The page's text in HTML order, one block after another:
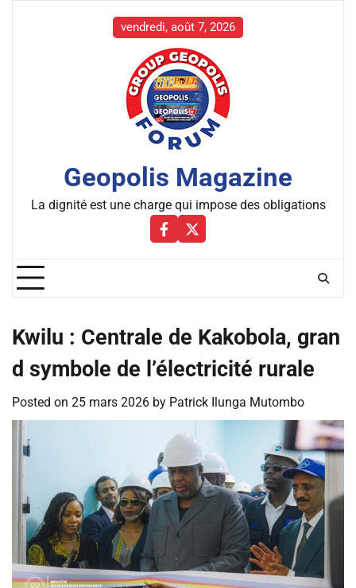
vendredi, août 7, 2026
Geopolis Magazine
La dignité est une charge qui impose des obligations
Facebbok
X
Kwilu : Centrale de Kakobola, gran
d symbole de l’électricité rurale
Posted on 25 mars 2026 by Patrick Ilunga Mutombo